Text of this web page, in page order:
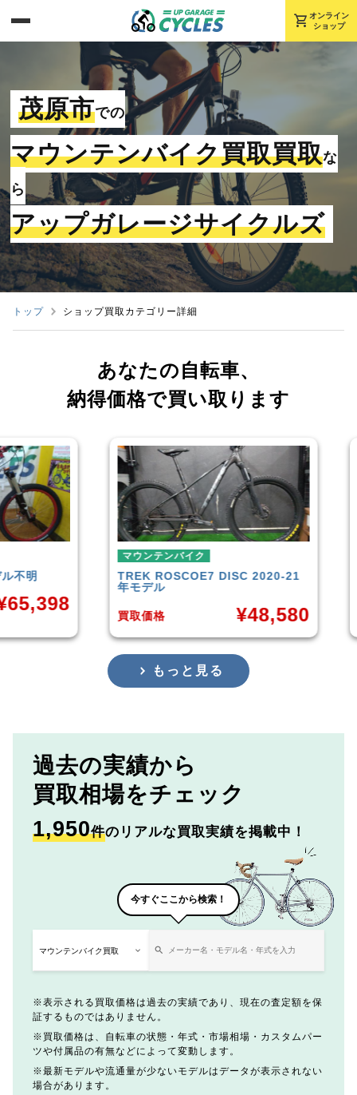
shopping_cart オンライン
ショップ
茂原市での
マウンテンバイク買取買取な
ら
アップガレージサイクルズ
トップ ショップ買取カテゴリー詳細
あなたの自転車、
納得価格で買い取ります
マウンテンバイク
ROSCOE7 DISC 2020-21
48,580
Rocky
買取価格
もっと見る
過去の実績から
買取相場をチェック
1,950件のリアルな買取実績を掲載中！
今すぐここから検索！
表示される買取価格は過去の実績であり、現在の査定額を保
証するものではありません。
買取価格は、自転車の状態・年式・市場相場・カスタムパー
ツや付属品の有無などによって変動します。
最新モデルや流通量が少ないモデルはデータが表示されない
場合があります。